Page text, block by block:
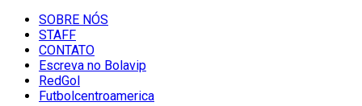
SOBRE NÓS
STAFF
CONTATO
Escreva no Bolavip
RedGol
Futbolcentroamerica